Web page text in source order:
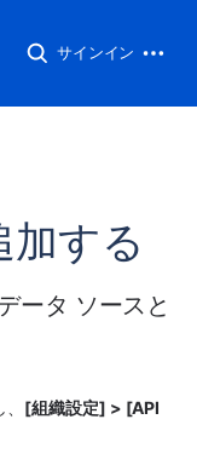
サインイン
加する
ータ ソースと
[組織設定] > [API